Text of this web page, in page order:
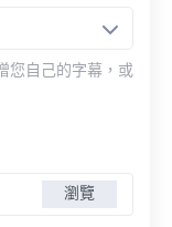
您自己的字幕，或
瀏覽